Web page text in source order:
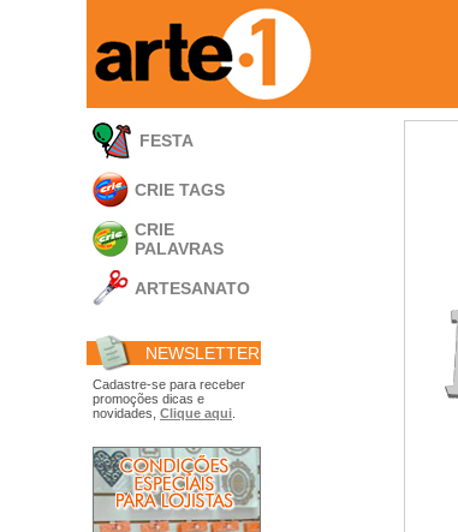
FESTA
CRIE TAGS
CRIE
PALAVRAS
ARTESANATO
Acrílico
Porta Retratos
Ferramentas
- Carimbões
- Embalagens
- Máscaras
- Espátulas
- Diversos
Álbuns
NEWSLETTER
Cadastre-se para receber
promoções dicas e
novidades, Clique aqui